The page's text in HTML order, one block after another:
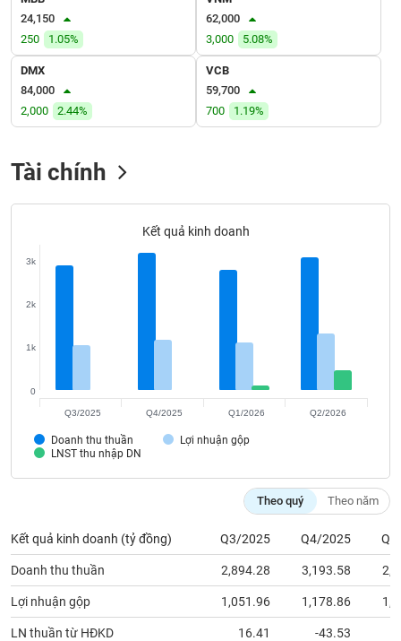
24,150
250
1.05%
62,000
3,000
5.08%
DMX
84,000
2,000
2.44%
VCB
59,700
700
1.19%
Tài chính
Kết quả kinh doanh
Doanh thu thuần
Lợi nhuận gộp
LNST thu nhập DN
0
1k
2k
3k
Q3/2025 Q4/2025 Q1/2026 Q2/2026
Theo quý Theo năm
Kết quả kinh doanh (tỷ đồng) Q3/2025 Q4/2025
Doanh thu thuần 2,894.28 3,193.58
Lợi nhuận gộp 1,051.96 1,178.86
LN thuần từ HĐKD 16.41 -43.53
VỤ
TRUYỀN
THÔNG
BẤT
ĐỘNG
chứng
Tất cả Cổ phiếu Chỉ số Chứng chỉ quỹ Chứng
Lãnh
(-)
Tin
tức
(-)